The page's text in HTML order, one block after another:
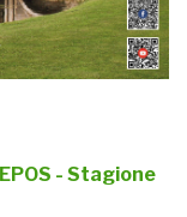
- Stagione